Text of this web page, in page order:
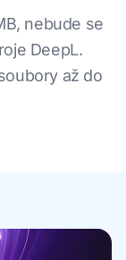
nebude se
DeepL.
až do